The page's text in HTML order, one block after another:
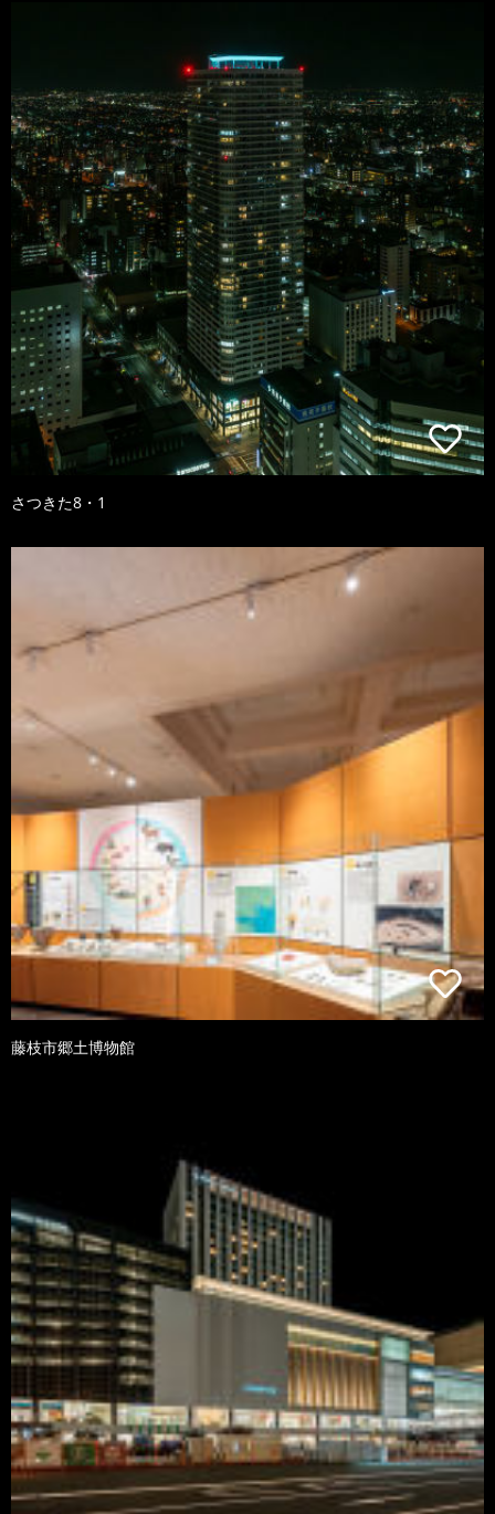
さつきた8・1
藤枝市郷土博物館